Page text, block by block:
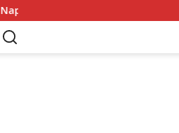
Perburuan Gabriel Jesus, Arsenal